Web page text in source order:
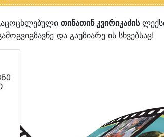
თინათინ კვირიკაძის
და გაუზიარე ის სხვებსაც!